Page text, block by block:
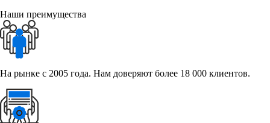
Наши преимущества
На рынке с 2005 года. Нам доверяют более 18 000 клиентов.